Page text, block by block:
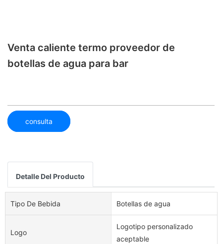
Venta caliente termo proveedor de
botellas de agua para bar
consulta
Detalle Del Producto
Tipo De Bebida Botellas de agua
Logo
Logotipo personalizado
aceptable